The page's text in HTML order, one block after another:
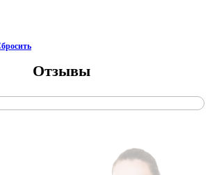
Отзывы